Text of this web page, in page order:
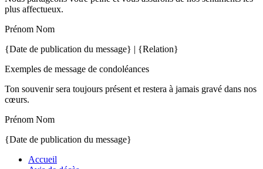
plus affectueux.
Prénom Nom
{Date de publication du message} | {Relation}
Exemples de message de condoléances
Ton souvenir sera toujours présent et restera à jamais gravé dans nos
cœurs.
Prénom Nom
{Date de publication du message}
Accueil